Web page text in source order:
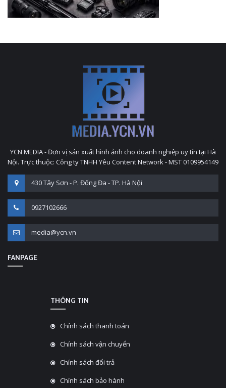
YCN MEDIA - Đơn vị sản xuất hình ảnh cho doanh nghiệp uy tín tại Hà
Nội. Trực thuộc: Công ty TNHH Yêu Content Network - MST 0109954149
430 Tây Sơn - P. Đống Đa - TP. Hà Nội
0927102666
media@ycn.vn
FANPAGE
THÔNG TIN
Chính sách thanh toán
Chính sách vận chuyển
Chính sách đổi trả
Chính sách bảo hành